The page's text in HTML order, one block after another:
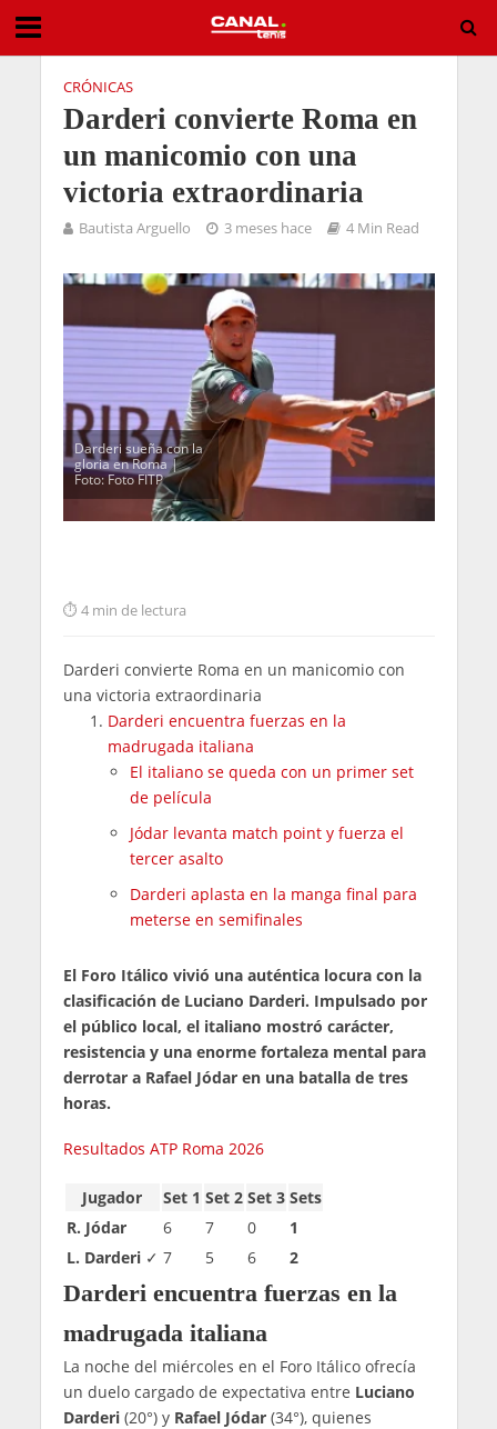
CRÓNICAS
Darderi convierte Roma en
un manicomio con una
victoria extraordinaria
Bautista Arguello 3 meses hace 4 Min Read
Darderi sueña con la
gloria en Roma |
Foto: Foto FITP
4 min de lectura
Darderi convierte Roma en un manicomio con
una victoria extraordinaria
Darderi encuentra fuerzas en la
madrugada italiana
El italiano se queda con un primer set
de película
Jódar levanta match point y fuerza el
tercer asalto
Darderi aplasta en la manga final para
meterse en semifinales
El Foro Itálico vivió una auténtica locura con la
clasificación de Luciano Darderi. Impulsado por
el público local, el italiano mostró carácter,
resistencia y una enorme fortaleza mental para
derrotar a Rafael Jódar en una batalla de tres
horas.
Resultados ATP Roma 2026
Jugador Set 1 Set 2 Set 3 Sets
R. Jódar
6 7 0
1
L. Darderi✓ 7 5 6 2
Darderi encuentra fuerzas en la
madrugada italiana
La noche del miércoles en el Foro Itálico ofrecía
un duelo cargado de expectativa entre Luciano
Darderi(20°) y Rafael Jódar(34°), quienes